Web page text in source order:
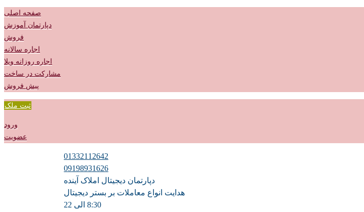
صفحه اصلی
دپارتمان آموزش
فروش
اجاره سالانه
اجاره روزانه ویلا
مشارکت در ساخت
پیش فروش
ثبت ملک
ورود
عضویت
01332112642
09198931626
دپارتمان دیجیتال املاک آینده
هدایت انواع معاملات بر بستر دیجیتال
8:30 الی 22